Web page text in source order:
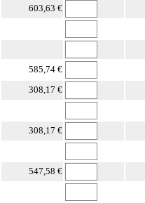
603,63 €
585,74 €
308,17 €
308,17 €
547,58 €